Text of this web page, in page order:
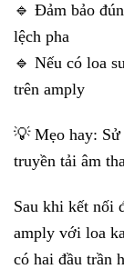
🔹 Đảm bảo
lệch pha
🔹 Nếu có loa
trên amply
💡 Mẹo hay: Sử
truyền tải âm
Sau khi kết nối
amply với loa
có hai đầu trần